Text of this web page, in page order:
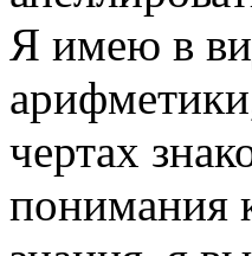
Я имею в
чертах
понимания